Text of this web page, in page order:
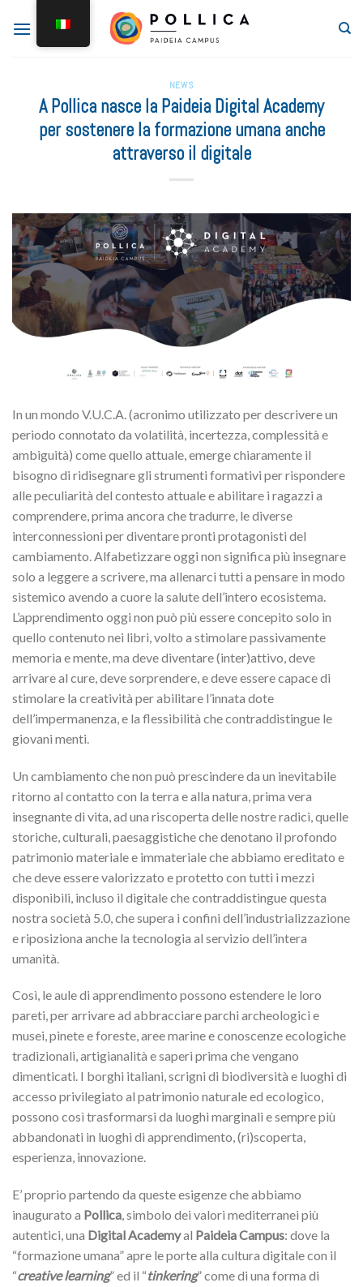
NEWS
A Pollica nasce la Paideia Digital Academy
per sostenere la formazione umana anche
attraverso il digitale
In un mondo V.U.C.A. (acronimo utilizzato per descrivere un
periodo connotato da volatilità, incertezza, complessità e
ambiguità) come quello attuale, emerge chiaramente il
bisogno di ridisegnare gli strumenti formativi per rispondere
alle peculiarità del contesto attuale e abilitare i ragazzi a
comprendere, prima ancora che tradurre, le diverse
interconnessioni per diventare pronti protagonisti del
cambiamento. Alfabetizzare oggi non significa più insegnare
solo a leggere a scrivere, ma allenarci tutti a pensare in modo
sistemico avendo a cuore la salute dell’intero ecosistema.
L’apprendimento oggi non può più essere concepito solo in
quello contenuto nei libri, volto a stimolare passivamente
memoria e mente, ma deve diventare (inter)attivo, deve
arrivare al cure, deve sorprendere, e deve essere capace di
stimolare la creatività per abilitare l’innata dote
dell’impermanenza, e la flessibilità che contraddistingue le
giovani menti.
Un cambiamento che non può prescindere da un inevitabile
ritorno al contatto con la terra e alla natura, prima vera
insegnante di vita, ad una riscoperta delle nostre radici, quelle
storiche, culturali, paesaggistiche che denotano il profondo
patrimonio materiale e immateriale che abbiamo ereditato e
che deve essere valorizzato e protetto con tutti i mezzi
disponibili, incluso il digitale che contraddistingue questa
nostra società 5.0, che supera i confini dell’industrializzazione
e riposiziona anche la tecnologia al servizio dell’intera
umanità.
Così, le aule di apprendimento possono estendere le loro
pareti, per arrivare ad abbracciare parchi archeologici e
musei, pinete e foreste, aree marine e conoscenze ecologiche
tradizionali, artigianalità e saperi prima che vengano
dimenticati. I borghi italiani, scrigni di biodiversità e luoghi di
accesso privilegiato al patrimonio naturale ed ecologico,
possono così trasformarsi da luoghi marginali e sempre più
abbandonati in luoghi di apprendimento, (ri)scoperta,
esperienza, innovazione.
E’ proprio partendo da queste esigenze che abbiamo
inaugurato a Pollica, simbolo dei valori mediterranei più
autentici, una Digital Academyal Paideia Campus: dove la
“formazione umana” apre le porte alla cultura digitale con il
“creative learning” ed il “tinkering” come di una forma di